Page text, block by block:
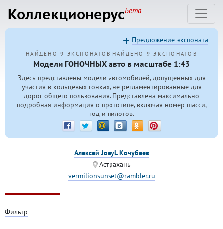
КоллекционерусБета
НАЙДЕНО 9 ЭКСПОНАТОВ НАЙДЕНО 9 ЭКСПОНАТОВ
Модели ГОНОЧНЫХ авто в масштабе 1:43
Здесь представлены модели автомобилей, допущенных для
участия в кольцевых гонках, не регламентированные для
дорог общего пользования. Представлена максимально
подробная информация о прототипе, включая номер шасси,
год и пилотов.
Предложение экспоната
Алексей JoeyL Кочубеев
Астрахань
vermilionsunset@rambler.ru
Фильтр